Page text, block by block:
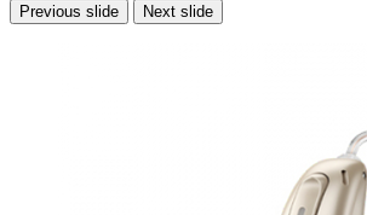
Previous slide Next slide